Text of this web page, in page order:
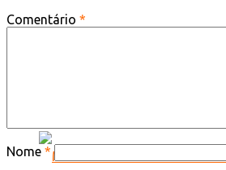
Sicredi Biomas apresenta
Comentário *
Nome *